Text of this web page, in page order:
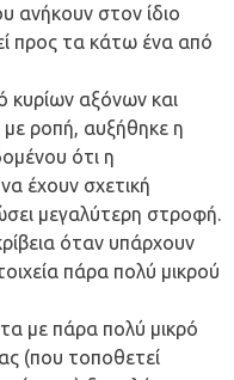
ανήκουν στον ίδιο
προς τα κάτω ένα από
κυρίων αξόνων και
με ροπή, αυξήθηκε η
ότι η
έχουν σχετική
μεγαλύτερη στροφή.
όταν υπάρχουν
πάρα πολύ μικρού
με πάρα πολύ μικρό
(που τοποθετεί